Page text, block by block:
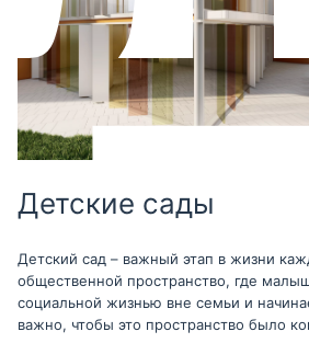
Детские сады
Детский сад – важный этап в жизни
общественной пространство, где
социальной жизнью вне семьи и
важно, чтобы это пространство было